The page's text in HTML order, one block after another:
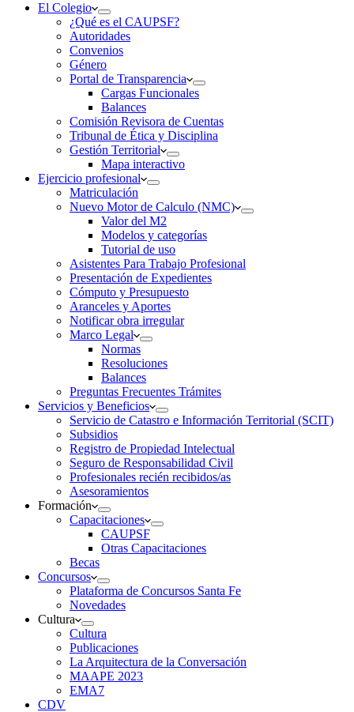
El Colegio
¿Qué es el CAUPSF?
Autoridades
Convenios
Género
Portal de Transparencia
Cargas Funcionales
Balances
Comisión Revisora de Cuentas
Tribunal de Ética y Disciplina
Gestión Territorial
Mapa interactivo
Ejercicio profesional
Matriculación
Nuevo Motor de Calculo (NMC)
Valor del M2
Modelos y categorías
Tutorial de uso
Asistentes Para Trabajo Profesional
Presentación de Expedientes
Cómputo y Presupuesto
Aranceles y Aportes
Notificar obra irregular
Marco Legal
Normas
Resoluciones
Balances
Preguntas Frecuentes Trámites
Servicios y Beneficios
Servicio de Catastro e Información Territorial (SCIT)
Subsidios
Registro de Propiedad Intelectual
Seguro de Responsabilidad Civil
Profesionales recién recibidos/as
Asesoramientos
Formación
Capacitaciones
CAUPSF
Otras Capacitaciones
Becas
Concursos
Plataforma de Concursos Santa Fe
Novedades
Cultura
Cultura
Publicaciones
La Arquitectura de la Conversación
MAAPE 2023
EMA7
CDV